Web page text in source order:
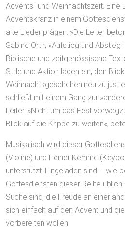
Advents- und Weihnachtszeit. Eine
Adventskranz in einem
alte Lieder prägen. »Die Leiter
Sabine Orth, »Aufstieg und Abstieg
Biblische und zeitgenössische
Stille und Aktion laden ein, den
Weihnachtsgeschehen neu zu
schließt mit einem Gang zur
Leiter. »Nicht um das Fest
Blick auf die Krippe zu weiten«,
Musikalisch wird dieser
(Violine) und Heiner Kemme
unterstützt. Eingeladen sind – wie
Gottesdiensten dieser Reihe
Suche sind, die Freude an einer
sich einfach auf den Advent und
vorbereiten wollen.